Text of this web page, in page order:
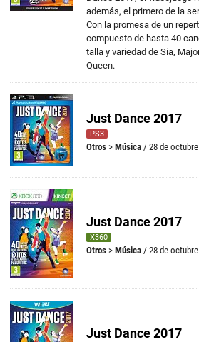
además, el primero de la
Con la promesa de un
compuesto de hasta 40
talla y variedad de Sia,
Queen.
Just Dance 2017
PS3
Otros > Música / 28 de
Just Dance 2017
X360
Otros > Música / 28 de
Just Dance 2017